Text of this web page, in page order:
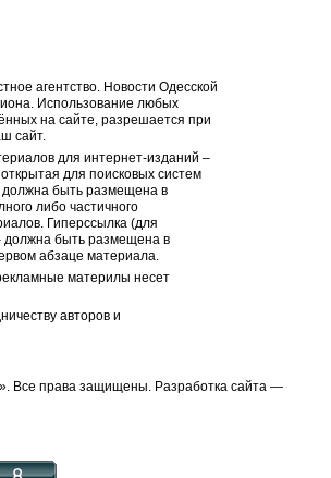
агентство. Новости Одесской
Использование любых
на сайте, разрешается при
сайт.
для интернет-изданий –
для поисковых систем
должна быть размещена в
либо частичного
Гиперссылка (для
должна быть размещена в
абзаце материала.
материлы несет
авторов и
Все права защищены. Разработка cайта —